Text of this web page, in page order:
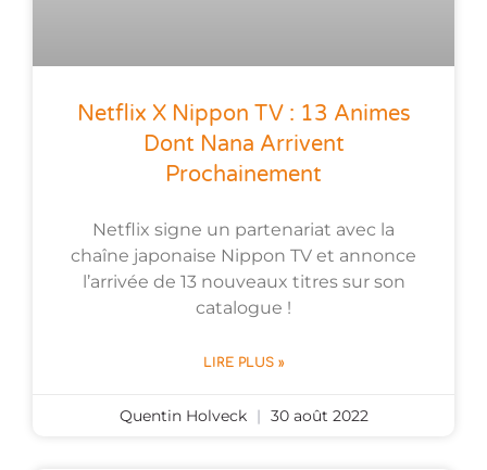
Netflix X Nippon TV : 13 Animes
Dont Nana Arrivent
Prochainement
Netflix signe un partenariat avec la
chaîne japonaise Nippon TV et annonce
l’arrivée de 13 nouveaux titres sur son
catalogue !
LIRE PLUS »
Quentin Holveck 30 août 2022